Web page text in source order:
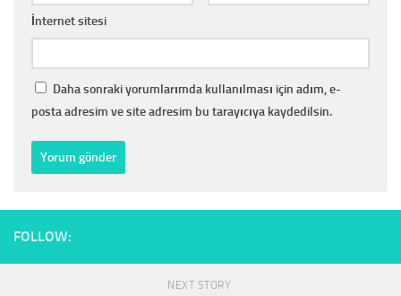
İnternet sitesi
Daha sonraki yorumlarımda kullanılması için adım, e-
posta adresim ve site adresim bu tarayıcıya kaydedilsin.
FOLLOW:
NEXT STORY